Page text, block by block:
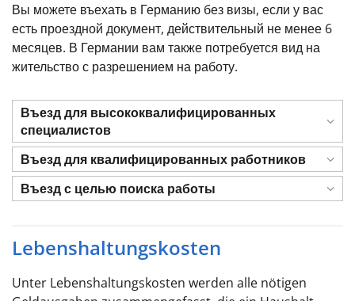
Вы можете въехать в Германию без визы, если у вас
есть проездной документ, действительный не менее 6
месяцев. В Германии вам также потребуется вид на
жительство с разрешением на работу.
Въезд для высококвалифицированных
специалистов
Въезд для квалифицированных работников
Въезд с целью поиска работы
Lebenshaltungskosten
Unter Lebenshaltungskosten werden alle nötigen